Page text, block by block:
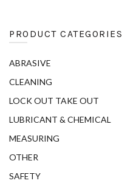
PRODUCT CATEGORIES
ABRASIVE
CLEANING
LOCK OUT TAKE OUT
LUBRICANT & CHEMICAL
MEASURING
OTHER
SAFETY